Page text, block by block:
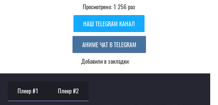
Просмотрено: 1 256 раз
НАШ TELEGRAM КАНАЛ
АНИМЕ ЧАТ В TELEGRAM
Добавили в закладки:
Плеер #1 Плеер #2